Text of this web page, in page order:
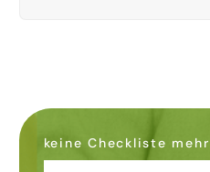
keine Checkliste